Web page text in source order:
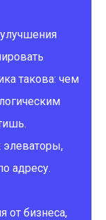
такова: чем
элеваторы,
адресу.
от бизнеса,